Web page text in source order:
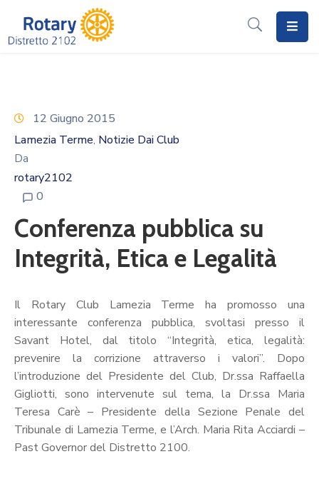
Rotary
Distretto
2102
Notizie
Calendario
Eventi
Documenti
12 Giugno 2015
Lamezia Terme‚ Notizie Dai Club
Da
rotary2102
0
Conferenza pubblica su
Integrità, Etica e Legalità
Il Rotary Club Lamezia Terme ha promosso una
interessante conferenza pubblica, svoltasi presso il
Savant Hotel, dal titolo “Integrità, etica, legalità:
prevenire la corrizione attraverso i valori”. Dopo
l’introduzione del Presidente del Club, Dr.ssa Raffaella
Gigliotti, sono intervenute sul tema, la Dr.ssa Maria
Teresa Carè – Presidente della Sezione Penale del
Tribunale di Lamezia Terme, e l’Arch. Maria Rita Acciardi –
Past Governor del Distretto 2100.